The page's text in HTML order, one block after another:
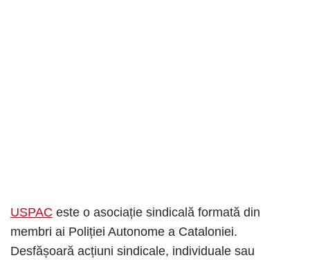
USPAC este o asociație sindicală formată din
membri ai Poliției Autonome a Cataloniei.
Desfășoară acțiuni sindicale, individuale sau